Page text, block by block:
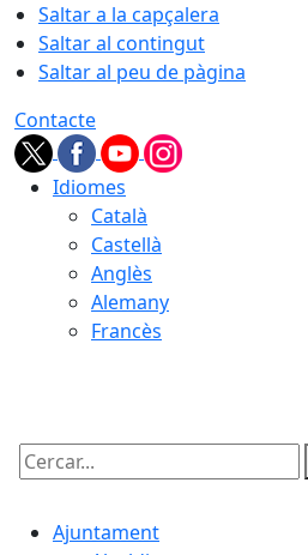
Saltar a la capçalera
Saltar al contingut
Saltar al peu de pàgina
Contacte
Idiomes
Català
Castellà
Anglès
Alemany
Francès
Cercar:
Ajuntament